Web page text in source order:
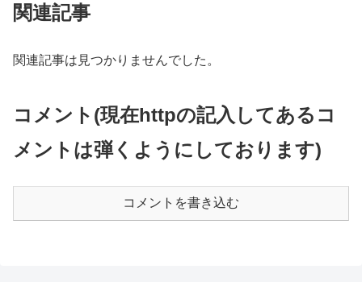
関連記事
関連記事は見つかりませんでした。
コメント(現在httpの記入してあるコ
メントは弾くようにしております)
コメントを書き込む